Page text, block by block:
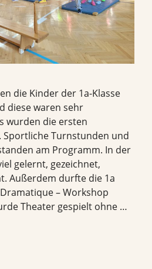
die Kinder der 1a-Klasse
diese waren sehr
wurden die ersten
Sportliche Turnstunden und
am Programm. In der
gelernt, gezeichnet,
Außerdem durfte die 1a
– Workshop
Theater gespielt ohne …